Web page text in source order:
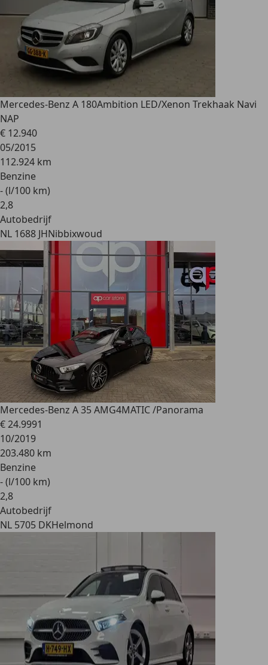
Mercedes-Benz A 180Ambition LED/Xenon Trekhaak Navi
NAP
€ 12.940
05/2015
112.924 km
Benzine
- (l/100 km)
2,8
Autobedrijf
NL 1688 JHNibbixwoud
Mercedes-Benz A 35 AMG4MATIC /Panorama
€ 24.9991
10/2019
203.480 km
Benzine
- (l/100 km)
2,8
Autobedrijf
NL 5705 DKHelmond